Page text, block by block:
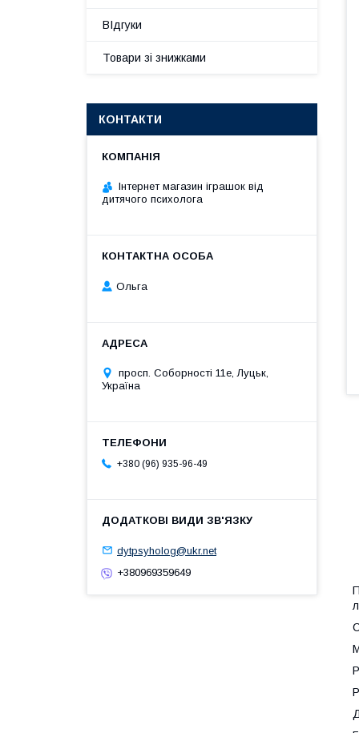
ВІдгуки
Товари зі знижками
КОНТАКТИ
Інтернет магазин іграшок від
дитячого психолога
Ольга
просп. Соборності 11е, Луцьк,
Україна
+380 (96) 935-96-49
dytpsyholog@ukr.net
+380969359649